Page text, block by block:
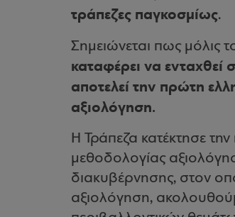
τράπεζες παγκοσμίως.
Σημειώνεται πως μόλις
καταφέρει να
αποτελεί την πρώτη
αξιολόγηση.
Η Τράπεζα κατέκτησε
μεθοδολογίας
διακυβέρνησης, στον
αξιολόγηση,